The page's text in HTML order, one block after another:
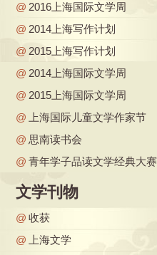
@ 2016上海国际文学周
@ 2014上海写作计划
@ 2015上海写作计划
@ 2014上海国际文学周
@ 2015上海国际文学周
@
上海国际儿童文学作家节
@ 思南读书会
@ 青年学子品读文学经典大赛
文学刊物
@ 收获
@
上海文学